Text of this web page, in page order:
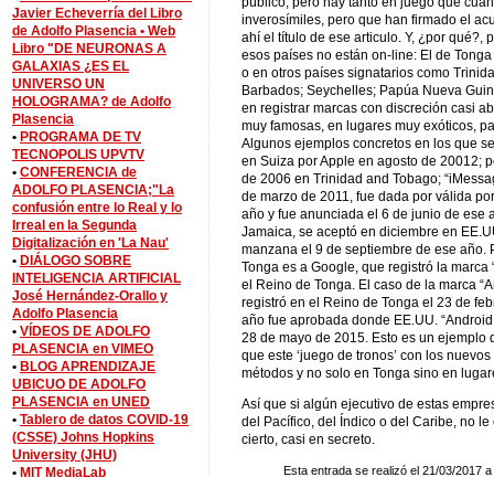
inverosímiles, pero que han firmado el
ahí el título de ese articulo. Y, ¿por qué?,
esos países no están on-line: El de
o en otros países signatarios como
Barbados; Seychelles; Papúa Nueva
en registrar marcas con discreción casi
muy famosas, en lugares muy exóticos,
Algunos ejemplos concretos en los que
en Suiza por Apple en agosto de 20012;
de 2006 en Trinidad and Tobago;
de marzo de 2011, fue dada por válida
año y fue anunciada el 6 de junio de ese
Jamaica, se aceptó en diciembre en
manzana el 9 de septiembre de ese
Tonga es a Google, que registró la
el Reino de Tonga. El caso de la marca
registró en el Reino de Tonga el 23 de
año fue aprobada donde EE.UU.
28 de mayo de 2015. Esto es un ejemplo
que este ‘juego de tronos’ con los
métodos y no solo en Tonga sino en
Así que si algún ejecutivo de estas
del Pacífico, del Índico o del Caribe, no
cierto, casi en secreto.
Esta entrada se realizó el 21/03/2017
Javier Echeverría del Libro
de Adolfo Plasencia • Web
Libro "DE NEURONAS A
GALAXIAS ¿ES EL
UNIVERSO UN
HOLOGRAMA? de Adolfo
Plasencia
• PROGRAMA DE TV
TECNOPOLIS UPVTV
• CONFERENCIA de
ADOLFO PLASENCIA;"La
confusión entre lo Real y lo
Irreal en la Segunda
Digitalización en 'La Nau'
• DIÁLOGO SOBRE
INTELIGENCIA ARTIFICIAL
José Hernández-Orallo y
Adolfo Plasencia
• VÍDEOS DE ADOLFO
PLASENCIA en VIMEO
• BLOG APRENDIZAJE
UBICUO DE ADOLFO
PLASENCIA en UNED
• Tablero de datos COVID-19
(CSSE) Johns Hopkins
University (JHU)
• MIT MediaLab